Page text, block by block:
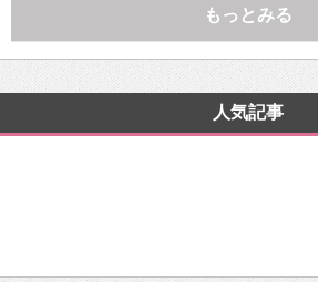
もっとみる
人気記事